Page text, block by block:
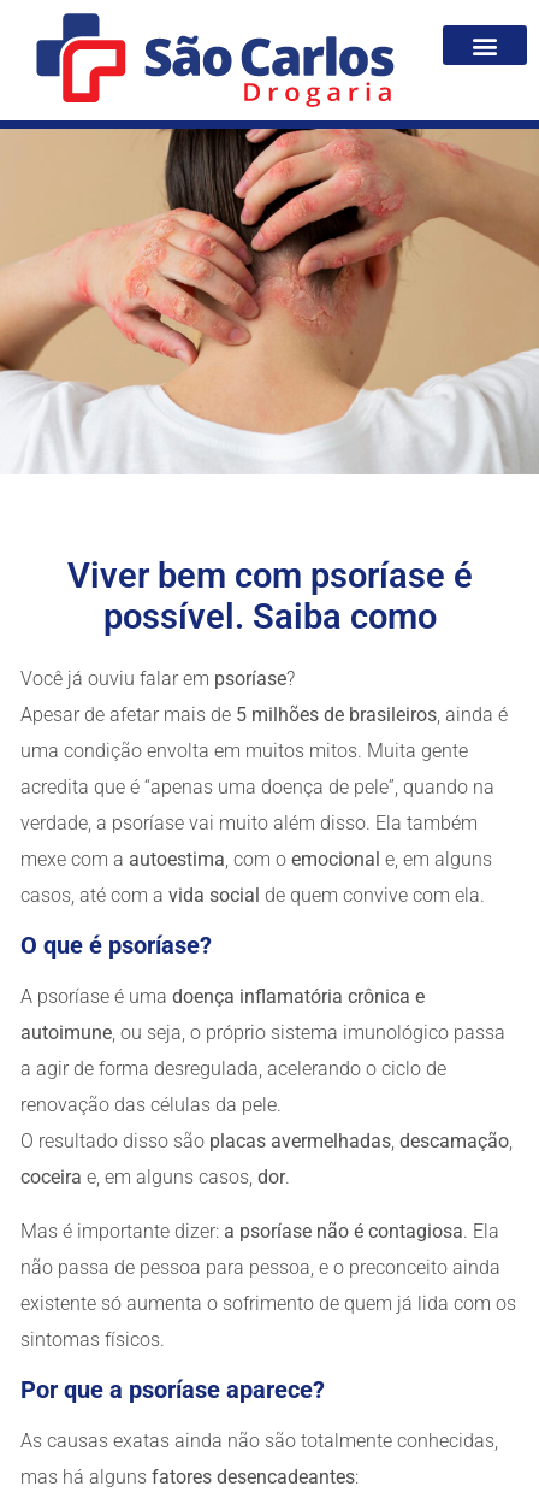
Viver bem com psoríase é
possível. Saiba como
Você já ouviu falar em psoríase?
Apesar de afetar mais de 5 milhões de brasileiros, ainda é
uma condição envolta em muitos mitos. Muita gente
acredita que é “apenas uma doença de pele”, quando na
verdade, a psoríase vai muito além disso. Ela também
mexe com a autoestima, com o emocional e, em alguns
casos, até com a vida social de quem convive com ela.
O que é psoríase?
A psoríase é uma doença inflamatória crônica e
autoimune, ou seja, o próprio sistema imunológico passa
a agir de forma desregulada, acelerando o ciclo de
renovação das células da pele.
O resultado disso são placas avermelhadas, descamação,
coceira e, em alguns casos, dor.
Mas é importante dizer: a psoríase não é contagiosa. Ela
não passa de pessoa para pessoa, e o preconceito ainda
existente só aumenta o sofrimento de quem já lida com os
sintomas físicos.
Por que a psoríase aparece?
As causas exatas ainda não são totalmente conhecidas,
mas há alguns fatores desencadeantes: